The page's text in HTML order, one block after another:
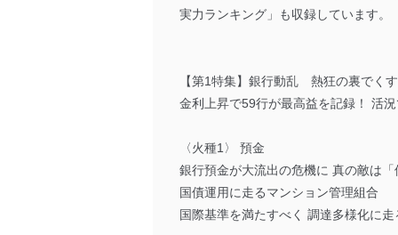
実力ランキング」も収録しています。
【第1特集】銀行動乱 熱狂の裏でく
金利上昇で59行が最高益を記録！ 活
〈火種1〉 預金
銀行預金が大流出の危機に 真の敵は
国債運用に走るマンション管理組合
国際基準を満たすべく 調達多様化に